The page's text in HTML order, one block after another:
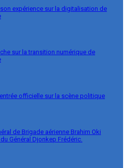
expérience sur la digitalisation de
sur la transition numérique de
officielle sur la scène politique
de Brigade aérienne Brahim Oki
Général Djonkep Frédéric.